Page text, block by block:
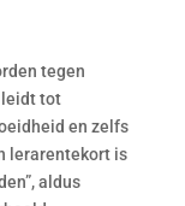
tegen
leidt tot
en zelfs
lerarentekort is
aldus